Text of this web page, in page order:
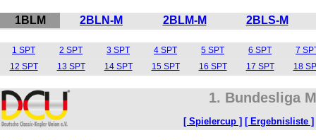
1BLM 2BLN-M 2BLM-M 2BLS-M
1 SPT 2 SPT 3 SPT 4 SPT 5 SPT 6 SPT
7
12 SPT
13 SPT 14 SPT 15 SPT 16 SPT 17 SPT 18
1. Bundesliga
[ Spielercup ] [ Ergebnisliste ]